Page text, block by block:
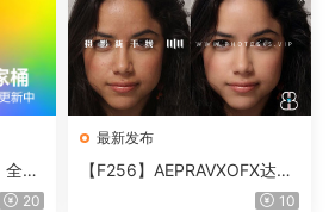
全家
20
最新发布
【F256】AEPRAVXOFX达芬
奇视频人像磨皮润肤美颜插件
10